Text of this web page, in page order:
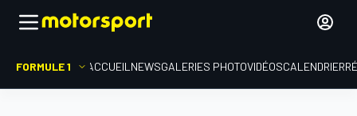
FORMULE 1 ACCUEIL NEWSGALERIES PHOTOVIDÉOSCALENDRIER